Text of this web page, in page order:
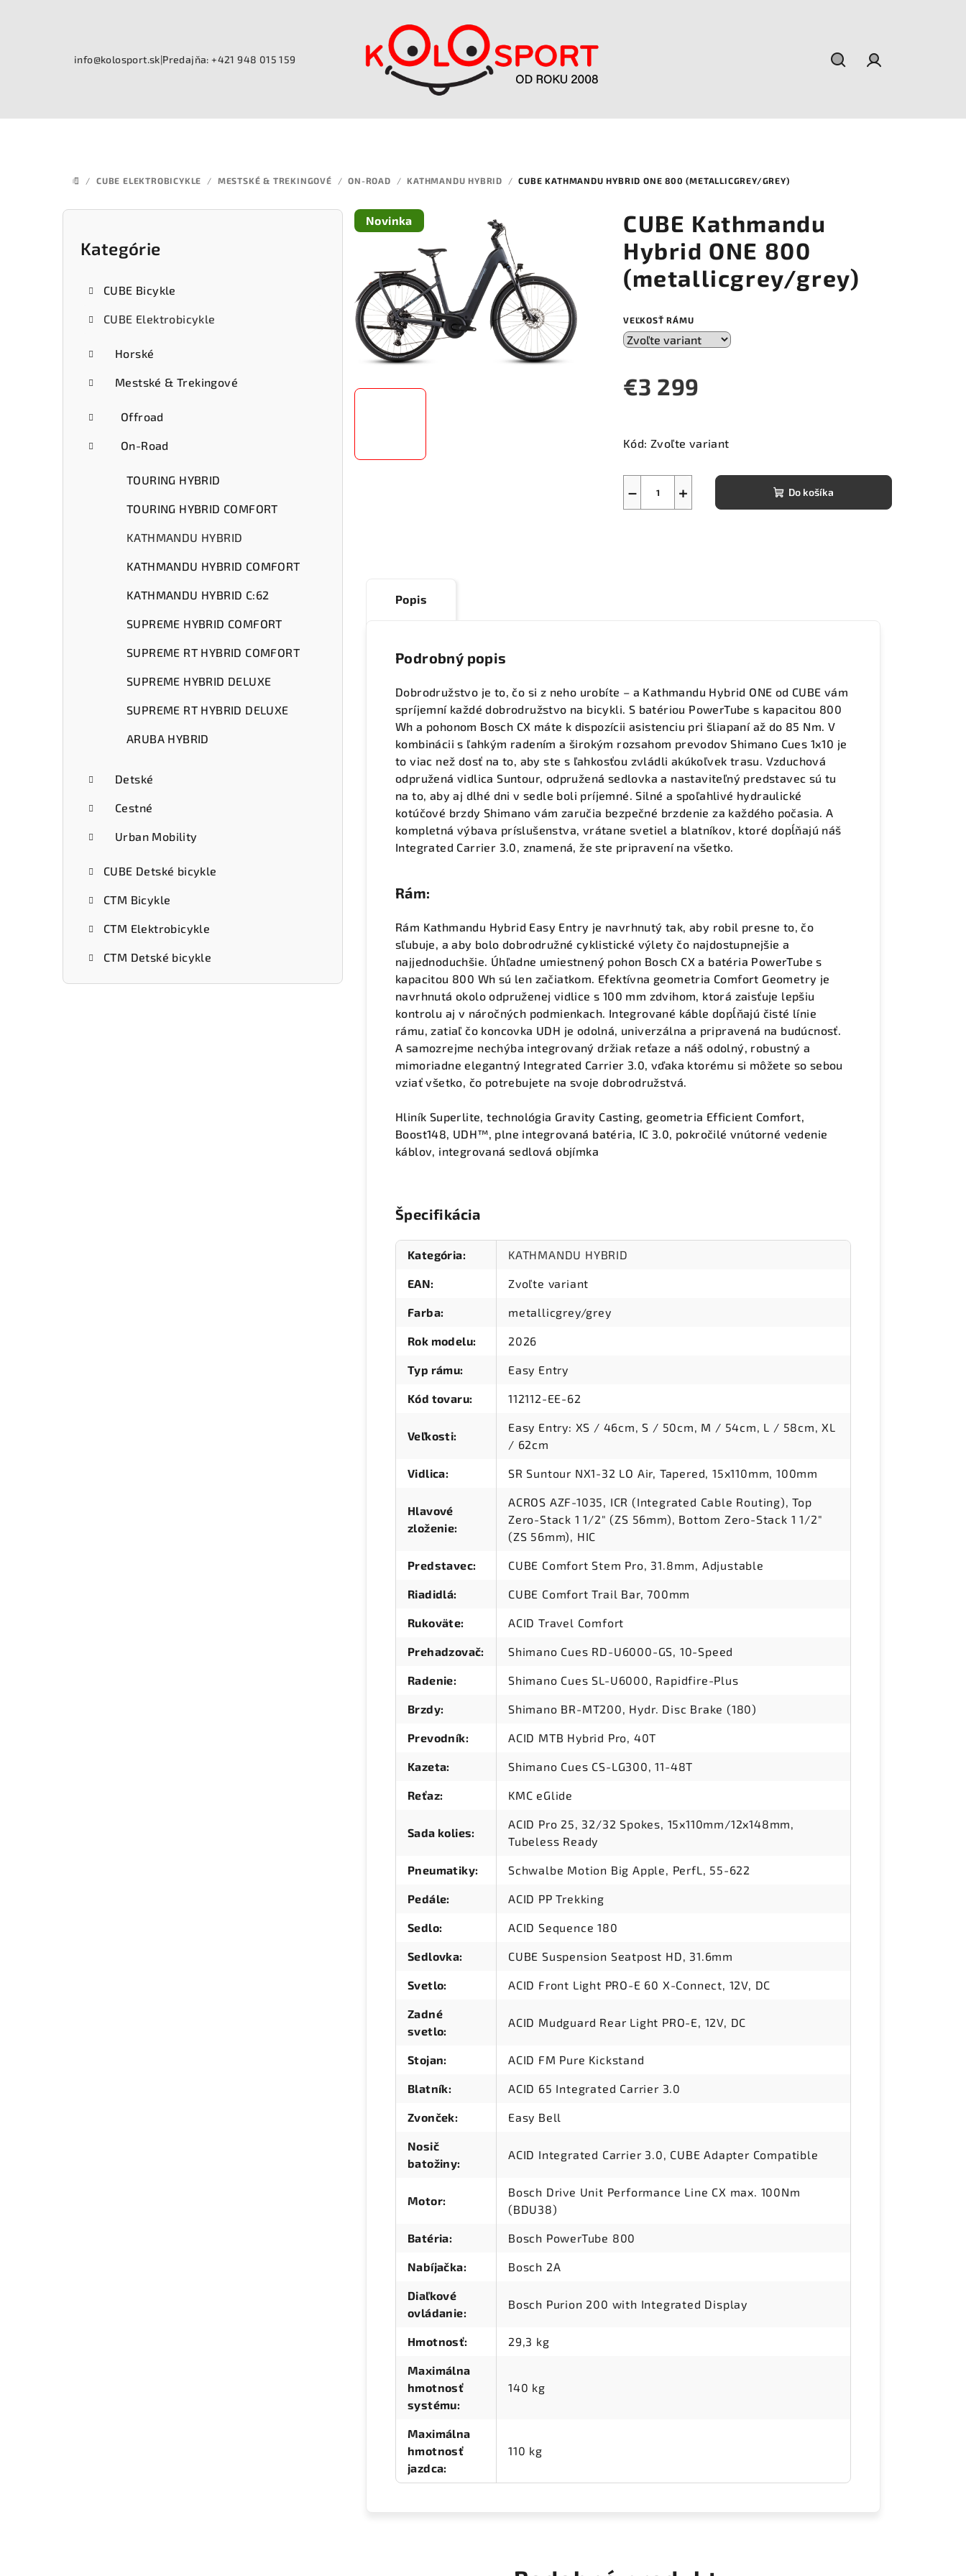
info@kolosport.sk|Predajňa: +421 948 015 159
DOMOV
/ CUBE ELEKTROBICYKLE / MESTSKÉ & TREKINGOVÉ / ON-ROAD / KATHMANDU HYBRID / CUBE KATHMANDU HYBRID ONE 800 (METALLICGREY/GREY)
Preskočiť
Kategórie
CUBE Bicykle
CUBE Elektrobicykle
Horské
Mestské & Trekingové
Offroad
On-Road
TOURING HYBRID
TOURING HYBRID COMFORT
KATHMANDU HYBRID
KATHMANDU HYBRID COMFORT
KATHMANDU HYBRID C:62
SUPREME HYBRID COMFORT
SUPREME RT HYBRID COMFORT
SUPREME HYBRID DELUXE
SUPREME RT HYBRID DELUXE
ARUBA HYBRID
Detské
Cestné
Urban Mobility
CUBE Detské bicykle
CTM Bicykle
CTM Elektrobicykle
CTM Detské bicykle
CUBE Kathmandu
Hybrid ONE 800
(metallicgrey/grey)
VEĽKOSŤ RÁMU
€3 299
cena:
Kód: Zvoľte variant
+
− Do košíka
Novinka
Popis
Podrobný popis
Dobrodružstvo je to, čo si z neho urobíte – a Kathmandu Hybrid ONE od CUBE vám
spríjemní každé dobrodružstvo na bicykli. S batériou PowerTube s kapacitou 800
Wh a pohonom Bosch CX máte k dispozícii asistenciu pri šliapaní až do 85 Nm. V
kombinácii s ľahkým radením a širokým rozsahom prevodov Shimano Cues 1x10 je
to viac než dosť na to, aby ste s ľahkosťou zvládli akúkoľvek trasu. Vzduchová
odpružená vidlica Suntour, odpružená sedlovka a nastaviteľný predstavec sú tu
na to, aby aj dlhé dni v sedle boli príjemné. Silné a spoľahlivé hydraulické
kotúčové brzdy Shimano vám zaručia bezpečné brzdenie za každého počasia. A
kompletná výbava príslušenstva, vrátane svetiel a blatníkov, ktoré dopĺňajú náš
Integrated Carrier 3.0, znamená, že ste pripravení na všetko.
Rám:
Rám Kathmandu Hybrid Easy Entry je navrhnutý tak, aby robil presne to, čo
sľubuje, a aby bolo dobrodružné cyklistické výlety čo najdostupnejšie a
najjednoduchšie. Úhľadne umiestnený pohon Bosch CX a batéria PowerTube s
kapacitou 800 Wh sú len začiatkom. Efektívna geometria Comfort Geometry je
navrhnutá okolo odpruženej vidlice s 100 mm zdvihom, ktorá zaisťuje lepšiu
kontrolu aj v náročných podmienkach. Integrované káble dopĺňajú čisté línie
rámu, zatiaľ čo koncovka UDH je odolná, univerzálna a pripravená na budúcnosť.
A samozrejme nechýba integrovaný držiak reťaze a náš odolný, robustný a
mimoriadne elegantný Integrated Carrier 3.0, vďaka ktorému si môžete so sebou
vziať všetko, čo potrebujete na svoje dobrodružstvá.
Hliník Superlite, technológia Gravity Casting, geometria Efficient Comfort,
Boost148, UDH™, plne integrovaná batéria, IC 3.0, pokročilé vnútorné vedenie
káblov, integrovaná sedlová objímka
Špecifikácia
Kategória: KATHMANDU HYBRID
EAN: Zvoľte variant
Farba: metallicgrey/grey
Rok modelu: 2026
Typ rámu: Easy Entry
Kód tovaru: 112112-EE-62
Veľkosti:
Easy Entry: XS / 46cm, S / 50cm, M / 54cm, L / 58cm, XL
/ 62cm
Vidlica: SR Suntour NX1-32 LO Air, Tapered, 15x110mm, 100mm
Hlavové
zloženie:
ACROS AZF-1035, ICR (Integrated Cable Routing), Top
Zero-Stack 1 1/2" (ZS 56mm), Bottom Zero-Stack 1 1/2"
(ZS 56mm), HIC
Predstavec: CUBE Comfort Stem Pro, 31.8mm, Adjustable
Riadidlá: CUBE Comfort Trail Bar, 700mm
Rukoväte: ACID Travel Comfort
Prehadzovač: Shimano Cues RD-U6000-GS, 10-Speed
Radenie: Shimano Cues SL-U6000, Rapidfire-Plus
Brzdy: Shimano BR-MT200, Hydr. Disc Brake (180)
Prevodník: ACID MTB Hybrid Pro, 40T
Kazeta: Shimano Cues CS-LG300, 11-48T
Reťaz: KMC eGlide
Sada kolies:
ACID Pro 25, 32/32 Spokes, 15x110mm/12x148mm,
Tubeless Ready
Pneumatiky: Schwalbe Motion Big Apple, PerfL, 55-622
Pedále: ACID PP Trekking
Sedlo: ACID Sequence 180
Sedlovka: CUBE Suspension Seatpost HD, 31.6mm
Svetlo: ACID Front Light PRO-E 60 X-Connect, 12V, DC
Zadné
svetlo:
ACID Mudguard Rear Light PRO-E, 12V, DC
Stojan: ACID FM Pure Kickstand
Blatník: ACID 65 Integrated Carrier 3.0
Zvonček: Easy Bell
Nosič
batožiny:
ACID Integrated Carrier 3.0, CUBE Adapter Compatible
Motor:
Bosch Drive Unit Performance Line CX max. 100Nm
(BDU38)
Batéria: Bosch PowerTube 800
Nabíjačka: Bosch 2A
Diaľkové
ovládanie:
Bosch Purion 200 with Integrated Display
Hmotnosť: 29,3 kg
Maximálna
hmotnosť
systému:
140 kg
Maximálna
hmotnosť
jazdca:
110 kg